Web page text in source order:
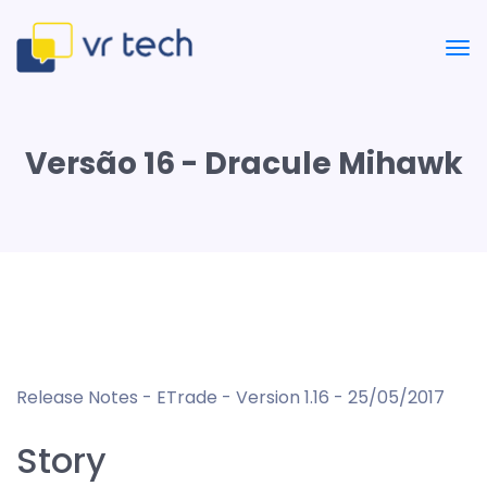
Versão 16 - Dracule Mihawk
Release Notes - ETrade - Version 1.16 - 25/05/2017
Story